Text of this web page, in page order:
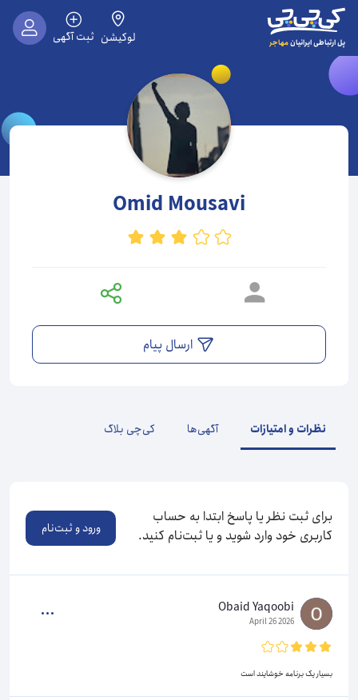
پل ارتباطی ایرانیانمهاجر لوکیشن ثبت آگهی
Omid Mousavi
ارسال پیام
نظرات و امتیازات آگهی‌ها کی‌چی بلاگ
برای ثبت نظر یا پاسخ ابتدا به حساب
کاربری خود وارد شوید و یا ثبت‌نام کنید.
ورود و ثبت‌نام
Obaid Yaqoobi
2026 April 26
بسیار یک برنامه خوشایند است